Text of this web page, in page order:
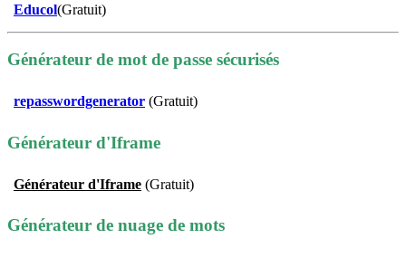
Educol(Gratuit)
Générateur de mot de passe sécurisés
repasswordgenerator (Gratuit)
Générateur d'Iframe
Générateur d'Iframe (Gratuit)
Générateur de nuage de mots